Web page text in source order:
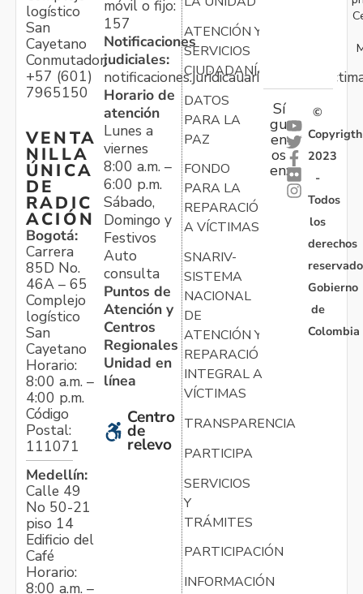
logístico
San
Cayetano
Conmutador:
+57 (601)
7965150
VENTA
NILLA
ÚNICA
DE
RADIC
ACIÓN
Bogotá:
Carrera
85D No.
46A – 65
Complejo
logístico
San
Cayetano
Horario:
8:00 a.m. –
4:00 p.m.
Código
Postal:
111071
Medellín:
Calle 49
No 50-21
piso 14
Edificio del
Café
Horario:
8:00 a.m. –
móvil o fijo:
157
Notificaciones
judiciales:
Horario de
atención
Lunes a
viernes
8:00 a.m. –
6:00 p.m.
Sábado,
Domingo y
Festivos
Auto
consulta
Puntos de
Atención y
Centros
Regionales
Unidad en
línea
Centro
de
relevo
ATENCIÓN Y
SERVICIOS
CIUDADANÍA
DATOS
PARA LA
PAZ
FONDO
PARA LA
REPARACIÓN
A VÍCTIMAS
SNARIV-
SISTEMA
NACIONAL
DE
ATENCIÓN Y
REPARACIÓN
INTEGRAL A
VÍCTIMAS
TRANSPARENCIA
PARTICIPA
SERVICIOS
Y
TRÁMITES
PARTICIPACIÓN
INFORMACIÓN
Sí
gu
en
os
en:
©
Copyrigth
2023
-
Todos
los
derechos
Gobierno
de
Colombia